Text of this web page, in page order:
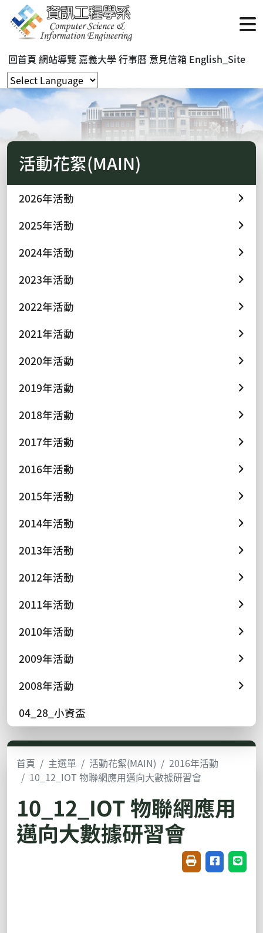
回首頁 網站導覽 嘉義大學行事曆 意見信箱 English_Site
活動花絮(MAIN)
2026年活動
2025年活動
2024年活動
2023年活動
2022年活動
2021年活動
2020年活動
2019年活動
2018年活動
2017年活動
2016年活動
2015年活動
2014年活動
2013年活動
2012年活動
2011年活動
2010年活動
2009年活動
2008年活動
04_28_小資盃
首頁 主選單 活動花絮(MAIN)
2016年活動
10_12_IOT 物聯網應用邁向大數據研習會
10_12_IOT 物聯網應用
邁向大數據研習會
友善列印(開新視
分享至臉書
分享